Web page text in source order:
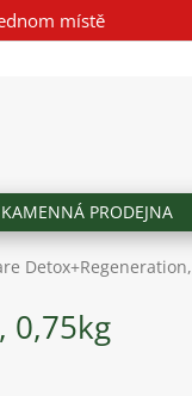
místě
KAMENNÁ PRODEJNA
0,75kg